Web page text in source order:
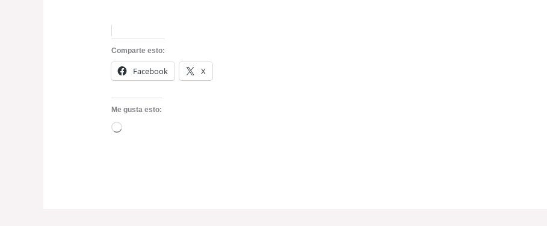
Comparte esto:
Facebook X
Me gusta esto:
Cargando...